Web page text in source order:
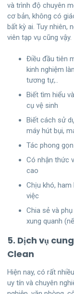
và trình độ chuyên
cơ bản, không có
bất kỳ ai. Tuy nhiên,
viên tạp vụ cũng vậy.
Điều đầu tiên
kinh nghiệm
tương tự,..
Biết tìm hiểu
cụ vệ sinh
Biết cách sử
máy hút bụi,
Tác phong
Có nhận thức
cao
Chịu khó,
việc
Chia sẻ và
xung quanh
5. Dịch vụ
Clean
Hiện nay, có rất
uy tín và chuyên